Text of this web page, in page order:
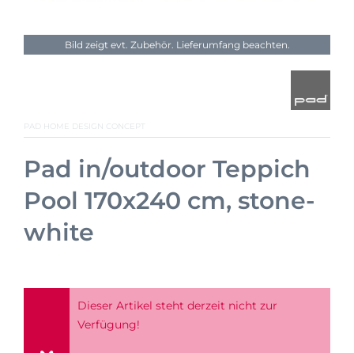
Bild zeigt evt. Zubehör. Lieferumfang beachten.
PAD HOME DESIGN CONCEPT
Pad in/outdoor Teppich
Pool 170x240 cm, stone-
white
Dieser Artikel steht derzeit nicht zur
Verfügung!